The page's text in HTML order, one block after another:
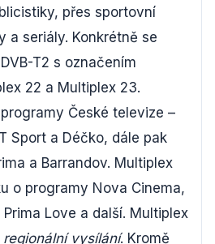
přes sportovní
a seriály. Konkrétně se
T2 s označením
22 a Multiplex 23.
České televize –
Sport a Déčko, dále pak
a Barrandov. Multiplex
o programy Nova Cinema,
Prima Love a další. Multiplex
regionální vysílání. Kromě